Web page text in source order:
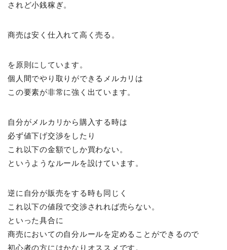
されど小銭稼ぎ。
商売は安く仕入れて高く売る。
を原則にしています。
個人間でやり取りができるメルカリは
この要素が非常に強く出ています。
自分がメルカリから購入する時は
必ず値下げ交渉をしたり
これ以下の金額でしか買わない。
というようなルールを設けています。
逆に自分が販売をする時も同じく
これ以下の値段で交渉されれば売らない。
といった具合に
商売においての自分ルールを定めることができるので
初心者の方にはかなりオススメです。